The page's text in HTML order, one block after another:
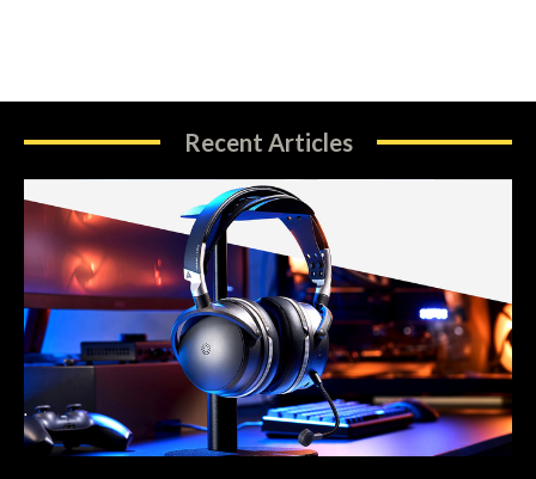
Recent Articles